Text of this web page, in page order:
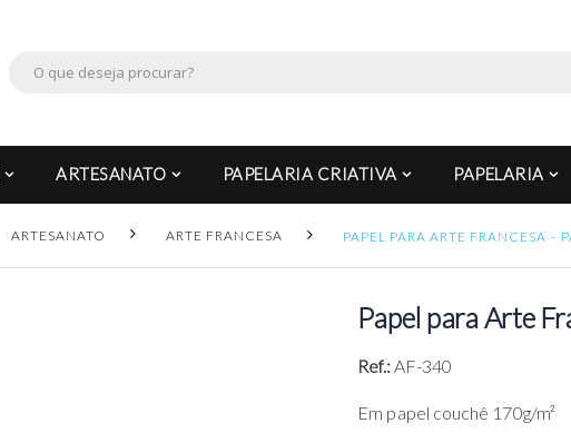
ARTESANATO PAPELARIA CRIATIVA PAPELARIA
ARTESANATO ARTE FRANCESA PAPEL PARA ARTE FRANCESA –
Papel para Arte
Ref.:AF-340
Em papel couchê 170g/m²